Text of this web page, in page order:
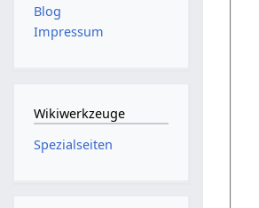
Blog
Impressum
Wikiwerkzeuge
Spezialseiten